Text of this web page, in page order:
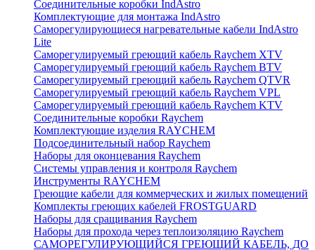
Соединительные коробки IndAstro
Комплектующие для монтажа IndAstro
Саморегулирующиеся нагревательные кабели IndAstro
Lite
Саморегулируемый греющий кабель Raychem XTV
Саморегулируемый греющий кабель Raychem BTV
Саморегулируемый греющий кабель Raychem QTVR
Саморегулируемый греющий кабель Raychem VPL
Саморегулируемый греющий кабель Raychem KTV
Соединительные коробки Raychem
Комплектующие изделия RAYCHEM
Подсоединительный набор Raychem
Наборы для оконцевания Raychem
Системы управления и контроля Raychem
Инструменты RAYCHEM
Греющие кабели для коммерческих и жилых помещений
Комплекты греющих кабелей FROSTGUARD
Наборы для сращивания Raychem
Наборы для прохода через теплоизоляцию Raychem
САМОРЕГУЛИРУЮЩИЙСЯ ГРЕЮЩИЙ КАБЕЛЬ, ДО